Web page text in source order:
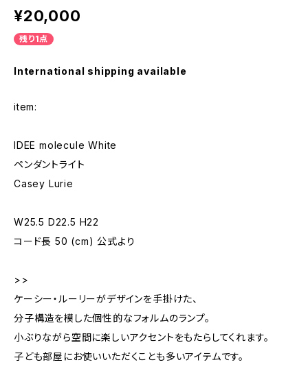
¥20,000
残り1点
International shipping available
item:
IDEE molecule White
ペンダントライト
Casey Lurie
W25.5 D22.5 H22
コード長 50 (cm) 公式より
>>
ケーシー・ルーリーがデザインを手掛けた、
分子構造を模した個性的なフォルムのランプ。
小ぶりながら空間に楽しいアクセントをもたらしてくれます。
子ども部屋にお使いいただくことも多いアイテムです。